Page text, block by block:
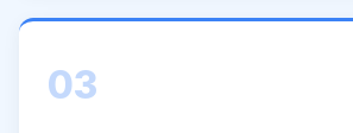
03